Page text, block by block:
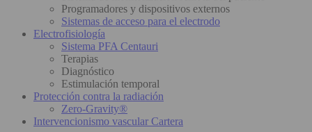
Programadores y dispositivos externos
Sistemas de acceso para el electrodo
Electrofisiología
Sistema PFA Centauri
Terapias
Diagnóstico
Estimulación temporal
Protección contra la radiación
Zero-Gravity®
Intervencionismo vascular Cartera